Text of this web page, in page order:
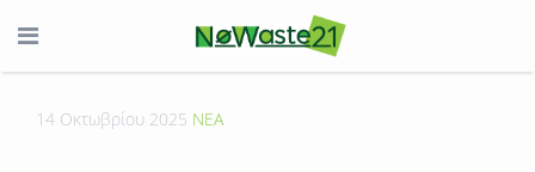
14 Οκτωβρίου 2025 ΝΕΑ